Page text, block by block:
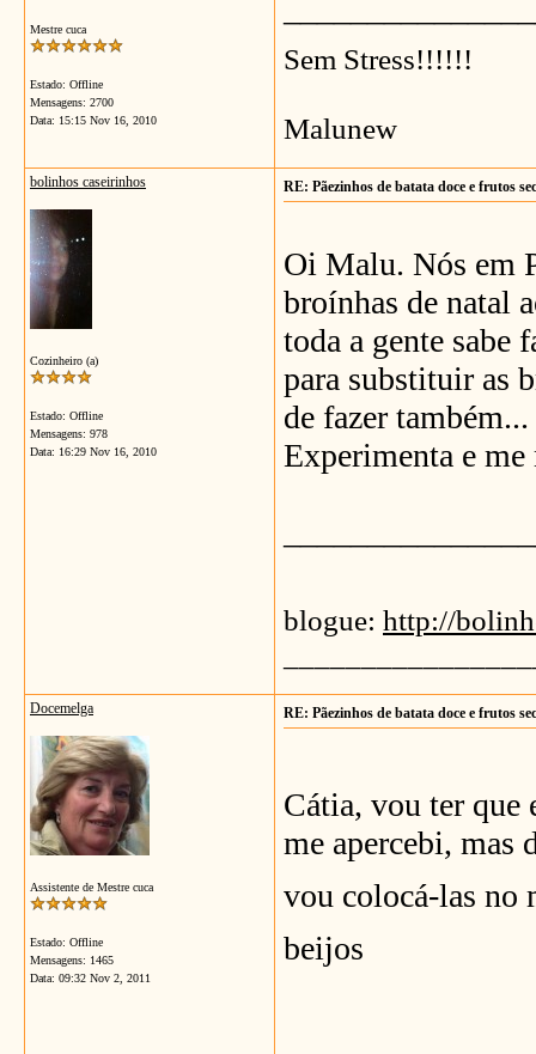
Mestre cuca
Estado: Offline
Mensagens: 2700
Data: 15:15 Nov 16, 2010
Sem Stress!!!!!!
Malunew
bolinhos caseirinhos
Cozinheiro (a)
Estado: Offline
Mensagens: 978
Data: 16:29 Nov 16, 2010
RE: Pãezinhos de batata doce e frutos
Oi Malu. Nós em
broínhas de natal
toda a gente sabe
para substituir as
de fazer também...
Experimenta e me
blogue: http://
Docemelga
Assistente de Mestre cuca
Estado: Offline
Mensagens: 1465
Data: 09:32 Nov 2, 2011
RE: Pãezinhos de batata doce e frutos
Cátia, vou ter que
me apercebi, mas
vou colocá-las no
beijos